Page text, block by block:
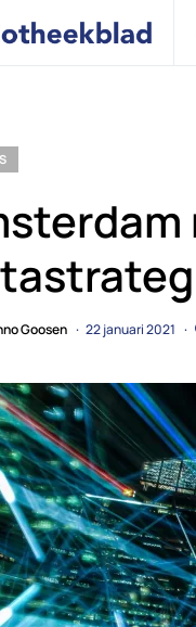
Goosen 22 januari 2021